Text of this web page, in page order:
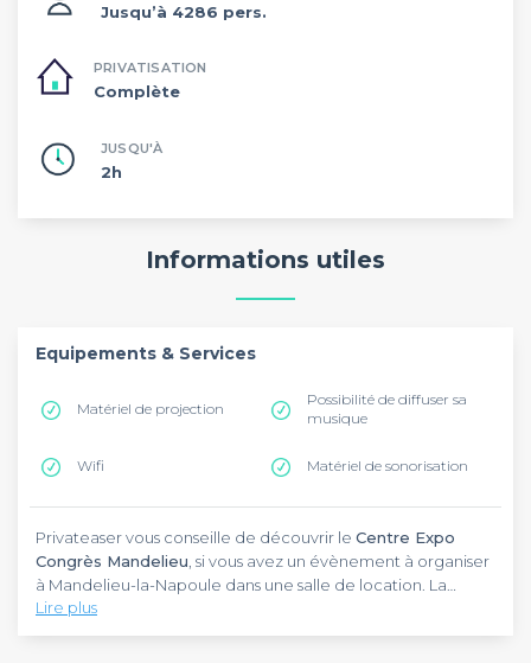
Jusqu’à 4286 pers.
PRIVATISATION
Complète
JUSQU'À
2h
Informations utiles
Equipements & Services
Matériel de projection
Possibilité de diffuser sa
musique
Wifi Matériel de sonorisation
Privateaser vous conseille de découvrir le Centre Expo
Congrès Mandelieu , si vous avez un évènement à organiser
à Mandelieu-la-Napoule dans une salle de location. La
localisation de cet établissement est idéale, puisqu'il est
établi au 806 avenue de Cannes, à côté du Château de La
LeCentre Expo Congrès Mandelieudispose, pour les
Lire plus